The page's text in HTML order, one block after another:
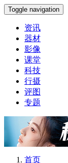
Toggle navigation
资讯
器材
影像
课堂
科技
行摄
评图
专题
首页